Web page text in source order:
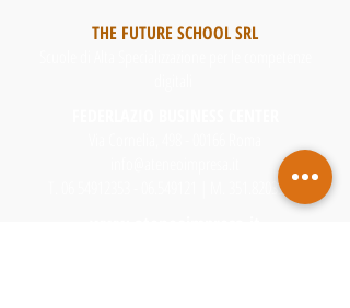
THE FUTURE SCHOOL SRL
351.8203944